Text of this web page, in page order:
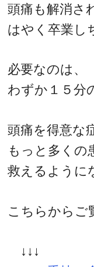
頭痛も解消さ
はやく卒業し
必要なのは、
わずか１５分
頭痛を得意な
もっと多くの
救えるように
こちらからご
↓↓↓